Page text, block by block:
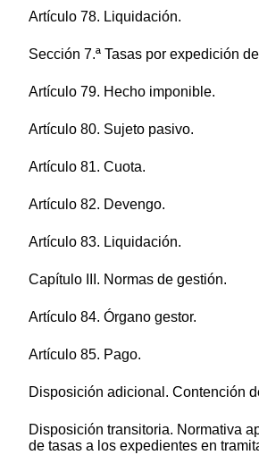
Artículo 78. Liquidación.
Sección 7.ª Tasas por expedición
Artículo 79. Hecho imponible.
Artículo 80. Sujeto pasivo.
Artículo 81. Cuota.
Artículo 82. Devengo.
Artículo 83. Liquidación.
Capítulo III. Normas de gestión.
Artículo 84. Órgano gestor.
Artículo 85. Pago.
Disposición adicional. Contención
Disposición transitoria. Normativa
de tasas a los expedientes en